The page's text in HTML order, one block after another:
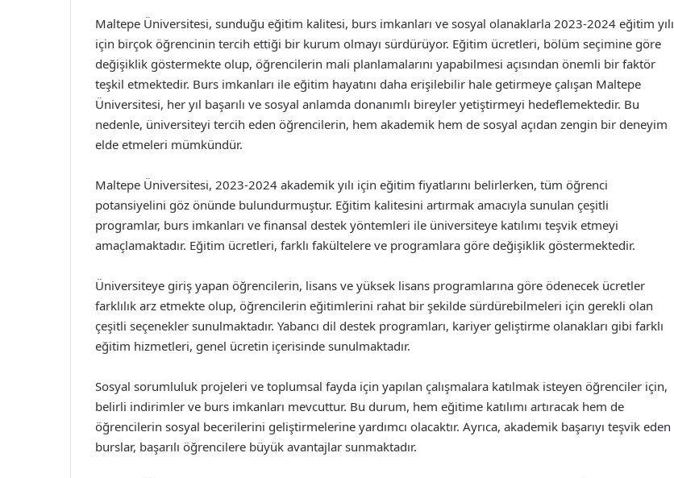
Maltepe Üniversitesi, sunduğu eğitim kalitesi, burs imkanları ve sosyal olanaklarla 2023-2024 eğitim yılı
için birçok öğrencinin tercih ettiği bir kurum olmayı sürdürüyor. Eğitim ücretleri, bölüm seçimine göre
değişiklik göstermekte olup, öğrencilerin mali planlamalarını yapabilmesi açısından önemli bir faktör
teşkil etmektedir. Burs imkanları ile eğitim hayatını daha erişilebilir hale getirmeye çalışan Maltepe
Üniversitesi, her yıl başarılı ve sosyal anlamda donanımlı bireyler yetiştirmeyi hedeflemektedir. Bu
nedenle, üniversiteyi tercih eden öğrencilerin, hem akademik hem de sosyal açıdan zengin bir deneyim
elde etmeleri mümkündür.
Maltepe Üniversitesi, 2023-2024 akademik yılı için eğitim fiyatlarını belirlerken, tüm öğrenci
potansiyelini göz önünde bulundurmuştur. Eğitim kalitesini artırmak amacıyla sunulan çeşitli
programlar, burs imkanları ve finansal destek yöntemleri ile üniversiteye katılımı teşvik etmeyi
amaçlamaktadır. Eğitim ücretleri, farklı fakültelere ve programlara göre değişiklik göstermektedir.
Üniversiteye giriş yapan öğrencilerin, lisans ve yüksek lisans programlarına göre ödenecek ücretler
farklılık arz etmekte olup, öğrencilerin eğitimlerini rahat bir şekilde sürdürebilmeleri için gerekli olan
çeşitli seçenekler sunulmaktadır. Yabancı dil destek programları, kariyer geliştirme olanakları gibi farklı
eğitim hizmetleri, genel ücretin içerisinde sunulmaktadır.
Sosyal sorumluluk projeleri ve toplumsal fayda için yapılan çalışmalara katılmak isteyen öğrenciler için,
belirli indirimler ve burs imkanları mevcuttur. Bu durum, hem eğitime katılımı artıracak hem de
öğrencilerin sosyal becerilerini geliştirmelerine yardımcı olacaktır. Ayrıca, akademik başarıyı teşvik eden
burslar, başarılı öğrencilere büyük avantajlar sunmaktadır.